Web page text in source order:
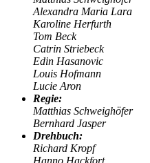
Alexandra Maria Lara
Karoline Herfurth
Tom Beck
Catrin Striebeck
Edin Hasanovic
Louis Hofmann
Lucie Aron
Regie:
Matthias Schweighöfer
Bernhard Jasper
Drehbuch:
Richard Kropf
Hanno Hackfort